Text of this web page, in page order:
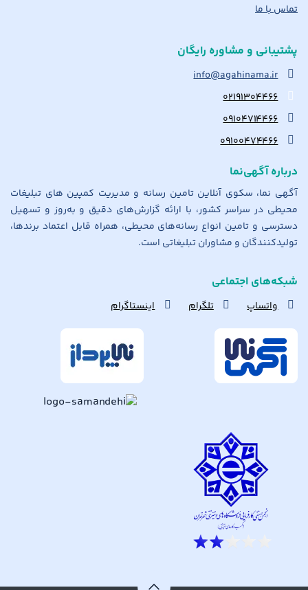
تماس با ما
پشتیبانی و مشاوره رایگان
info@agahinama.ir
۰۲۱۹۱۳۰۴۴۶۶
۰۹۱۰۴۷۱۴۴۶۶
۰۹۱۰۰۴۷۴۴۶۶
درباره آگهی‌نما
آگهی نما، سکوی آنلاین تامین رسانه و مدیریت کمپین های تبلیغات
محیطی در سراسر کشور، با ارائه گزارش‌های دقیق و به‌روز و تسهیل
دسترسی و تامین انواع رسانه‌های محیطی، همراه قابل اعتماد برندها،
تولیدکنندگان و مشاوران تبلیغاتی است.
شبکه‌های اجتماعی
واتساپ تلگرام اینستاگرام